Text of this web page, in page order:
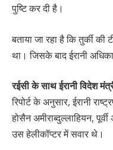
पुष्टि कर दी है।
बताया जा रहा है कि तुर्की
था। जिसके बाद ईरानी
रईसी के साथ ईरानी विदेश
रिपोर्ट के अनुसार, ईरानी
होसैन अमीराब्दुल्लाहियन,
उस हेलीकॉप्टर में सवार थे।